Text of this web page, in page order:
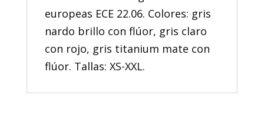
europeas ECE 22.06. Colores: gris
nardo brillo con flúor, gris claro
con rojo, gris titanium mate con
flúor. Tallas: XS-XXL.